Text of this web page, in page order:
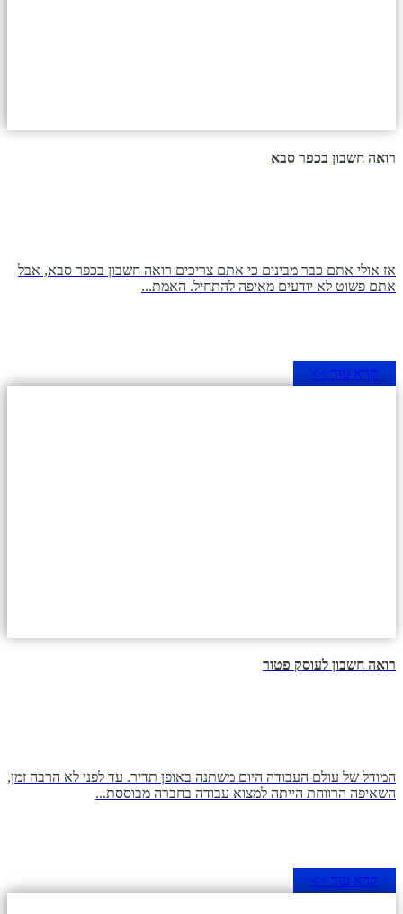
רואה חשבון בכפר סבא
אז אולי אתם כבר מבינים כי אתם צריכים רואה חשבון בכפר סבא, אבל
אתם פשוט לא יודעים מאיפה להתחיל. האמת...
קרא עוד >>
רואה חשבון לעוסק פטור
המודל של עולם העבודה היום משתנה באופן תדיר. עד לפני לא הרבה זמן,
השאיפה הרווחת הייתה למצוא עבודה בחברה מבוססת...
קרא עוד >>